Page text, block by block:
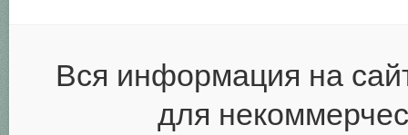
Вся информация на
для